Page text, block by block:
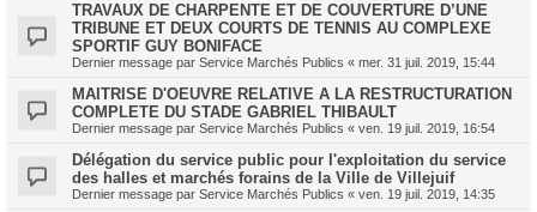
TRAVAUX DE CHARPENTE ET DE COUVERTURE D’UNE
TRIBUNE ET DEUX COURTS DE TENNIS AU COMPLEXE
SPORTIF GUY BONIFACE
Dernier message par Service Marchés Publics « mer. 31 juil. 2019, 15:44
MAITRISE D'OEUVRE RELATIVE A LA RESTRUCTURATION
COMPLETE DU STADE GABRIEL THIBAULT
Dernier message par Service Marchés Publics « ven. 19 juil. 2019, 16:54
Délégation du service public pour l'exploitation du service
des halles et marchés forains de la Ville de Villejuif
Dernier message par Service Marchés Publics « ven. 19 juil. 2019, 14:35